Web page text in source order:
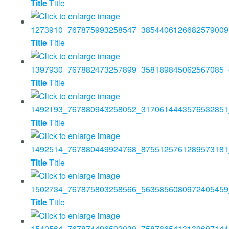
TitleTitle
TitleTitle
TitleTitle
TitleTitle
TitleTitle
TitleTitle